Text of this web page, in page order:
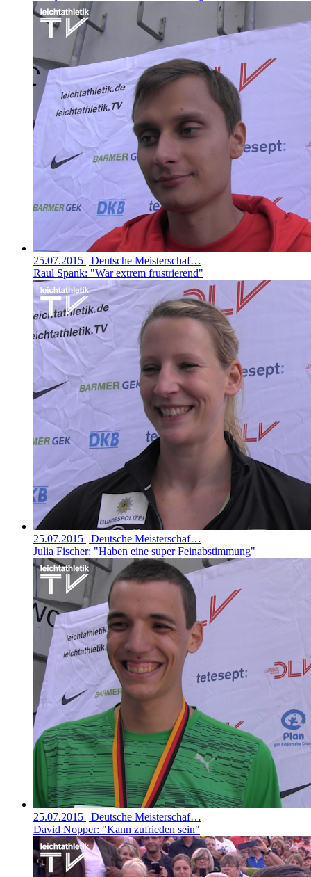
25.07.2015 | Deutsche Meisterschaf…
Raul Spank: "War extrem frustrierend"
25.07.2015 | Deutsche Meisterschaf…
Julia Fischer: "Haben eine super Feinabstimmung"
25.07.2015 | Deutsche Meisterschaf…
David Nopper: "Kann zufrieden sein"